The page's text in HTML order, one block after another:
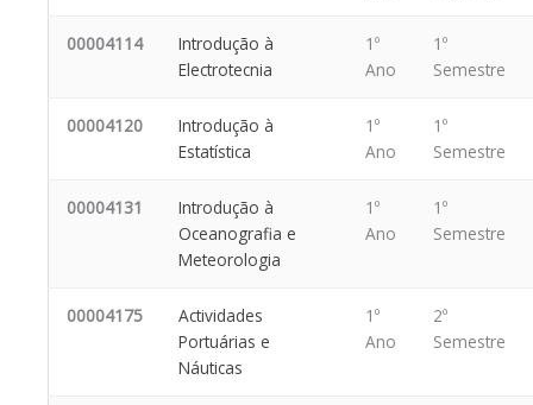
00004114
Introdução à
Electrotecnia
1º
Ano
1º
Semestre
00004120
Introdução à
Estatística
1º
Ano
1º
Semestre
00004131
Introdução à
Oceanografia e
Meteorologia
1º
Ano
1º
Semestre
00004175
Actividades
Portuárias e
Náuticas
1º
Ano
2º
Semestre